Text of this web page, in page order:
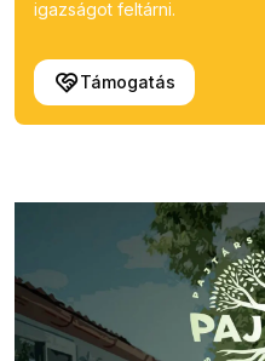
igazságot feltárni.
Támogatás